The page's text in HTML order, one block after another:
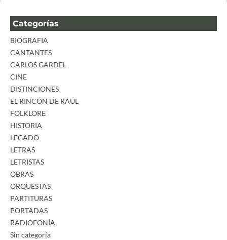
Categorías
BIOGRAFIA
CANTANTES
CARLOS GARDEL
CINE
DISTINCIONES
EL RINCÓN DE RAÚL
FOLKLORE
HISTORIA
LEGADO
LETRAS
LETRISTAS
OBRAS
ORQUESTAS
PARTITURAS
PORTADAS
RADIOFONÍA
Sin categoría